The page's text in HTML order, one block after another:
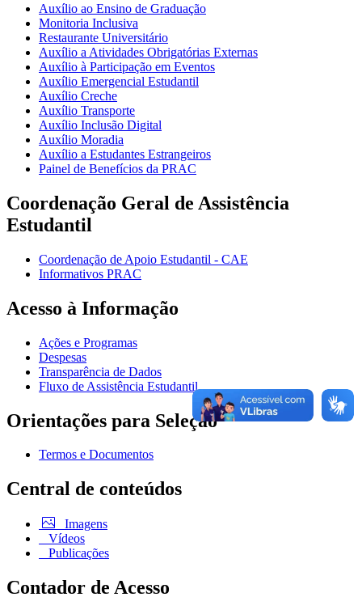
Auxílio ao Ensino de Graduação
Monitoria Inclusiva
Restaurante Universitário
Auxílio a Atividades Obrigatórias Externas
Auxílio à Participação em Eventos
Auxílio Emergencial Estudantil
Auxílio Creche
Auxílio Transporte
Auxílio Inclusão Digital
Auxílio Moradia
Auxílio a Estudantes Estrangeiros
Painel de Benefícios da PRAC
Coordenação Geral de Assistência
Estudantil
Coordenação de Apoio Estudantil - CAE
Informativos PRAC
Acesso à Informação
Ações e Programas
Despesas
Transparência de Dados
Fluxo de Assistência Estudantil
Orientações para Seleção
Termos e Documentos
Central de conteúdos
Imagens
Vídeos
Publicações
Contador de Acesso